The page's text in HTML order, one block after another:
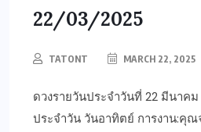
22/03/2025
TATONT MARCH 22, 2025
ดวงรายวันประจำวันที่ 22 มีนาค
ประจำวัน วันอาทิตย์ การงาน:คุ